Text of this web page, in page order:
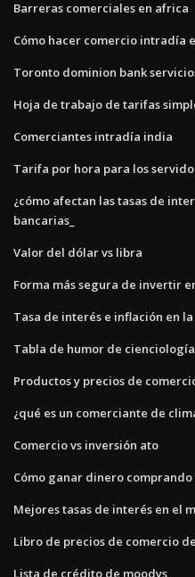
Barreras comerciales en africa
Cómo hacer comercio intradía
Toronto dominion bank
Hoja de trabajo de tarifas
Comerciantes intradía india
Tarifa por hora para los
¿cómo afectan las tasas de
bancarias_
Valor del dólar vs libra
Forma más segura de invertir
Tasa de interés e inflación en
Tabla de humor de cienciología
Productos y precios de
¿qué es un comerciante de
Comercio vs inversión ato
Cómo ganar dinero
Mejores tasas de interés en el
Libro de precios de comercio
Lista de crédito de moodys